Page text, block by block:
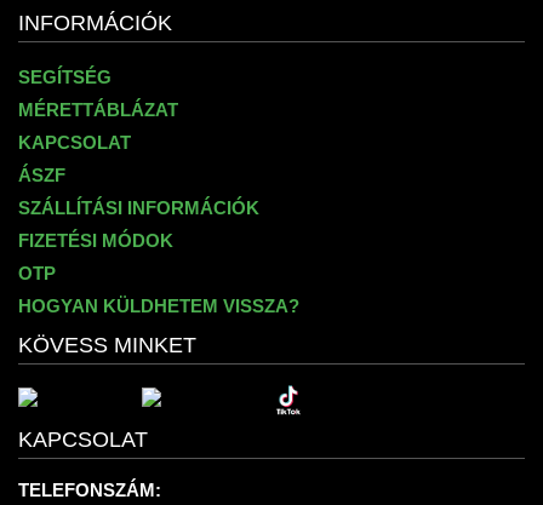
INFORMÁCIÓK
SEGÍTSÉG
MÉRETTÁBLÁZAT
KAPCSOLAT
ÁSZF
SZÁLLÍTÁSI INFORMÁCIÓK
FIZETÉSI MÓDOK
OTP
HOGYAN KÜLDHETEM VISSZA?
KÖVESS MINKET
KAPCSOLAT
TELEFONSZÁM: